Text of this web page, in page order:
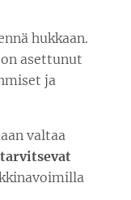
hukkaan.
asettunut
ja
valtaa
tarvitsevat